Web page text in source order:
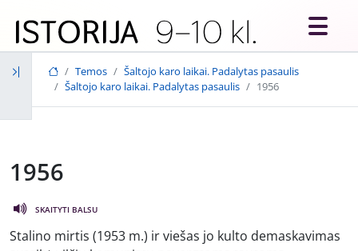
Temos
Šaltojo karo laikai. Padalytas pasaulis
Šaltojo karo laikai. Padalytas pasaulis
1956
1956
SKAITYTI BALSU
Stalino mirtis (1953 m.) ir viešas jo kulto demaskavimas